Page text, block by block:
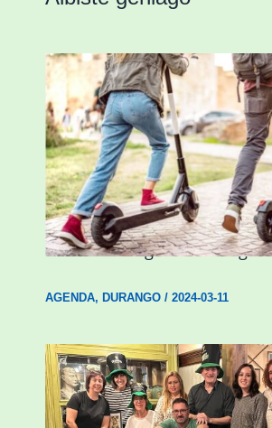
Ostegun honetan “Oinezko
Nagusientzako Bide
hitzaldia izango da Durangon
AGENDA, DURANGO/ 2024-03-11